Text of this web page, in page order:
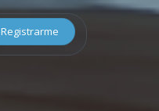
Registrarme